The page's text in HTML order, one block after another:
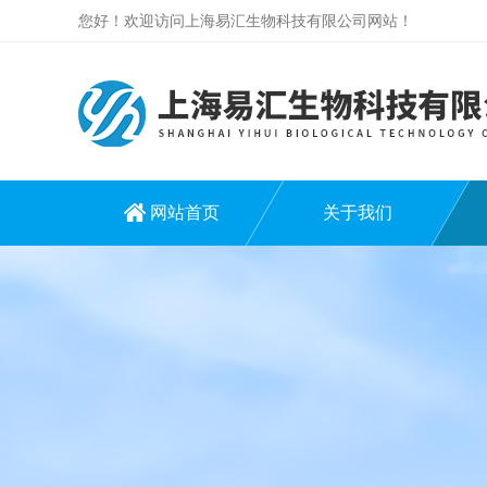
您好！欢迎访问上海易汇生物科技有限公司网站！
网站首页 关于我们